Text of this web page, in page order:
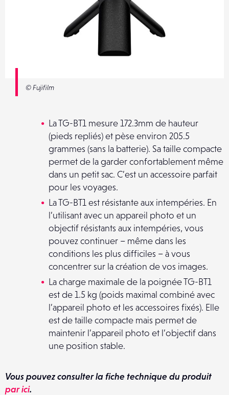
© Fujifilm
La TG-BT1 mesure 172.3mm de hauteur
(pieds repliés) et pèse environ 205.5
grammes (sans la batterie). Sa taille compacte
permet de la garder confortablement même
dans un petit sac. C’est un accessoire parfait
pour les voyages.
La TG-BT1 est résistante aux intempéries. En
l’utilisant avec un appareil photo et un
objectif résistants aux intempéries, vous
pouvez continuer – même dans les
conditions les plus difficiles – à vous
concentrer sur la création de vos images.
La charge maximale de la poignée TG-BT1
est de 1.5 kg (poids maximal combiné avec
l’appareil photo et les accessoires fixés). Elle
est de taille compacte mais permet de
maintenir l’appareil photo et l’objectif dans
une position stable.
Vous pouvez consulter la fiche technique du produit
par ici.